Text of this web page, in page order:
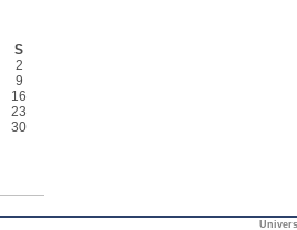
S
2
9
16
23
30